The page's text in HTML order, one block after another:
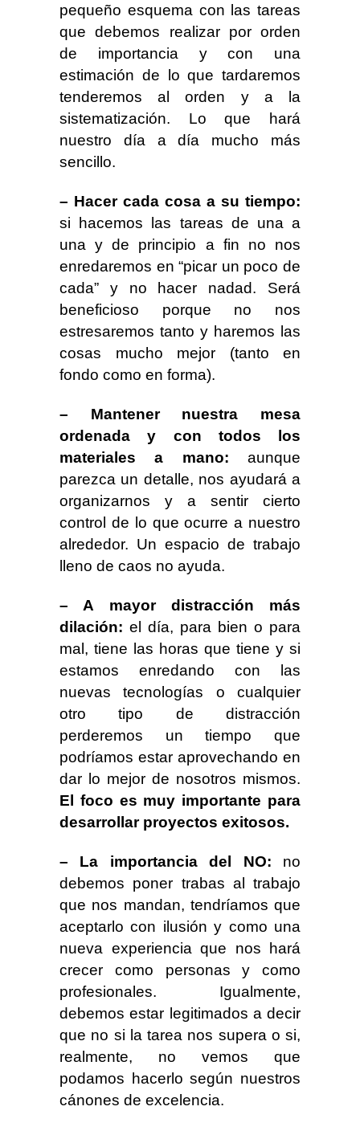
pequeño esquema con las tareas
que debemos realizar por orden
de importancia y con una
estimación de lo que tardaremos
tenderemos al orden y a la
sistematización. Lo que hará
nuestro día a día mucho más
sencillo.
– Hacer cada cosa a su tiempo:
si hacemos las tareas de una a
una y de principio a fin no nos
enredaremos en “picar un poco de
cada” y no hacer nadad. Será
beneficioso porque no nos
estresaremos tanto y haremos las
cosas mucho mejor (tanto en
fondo como en forma).
– Mantener nuestra mesa
ordenada y con todos los
materiales a mano: aunque
parezca un detalle, nos ayudará a
organizarnos y a sentir cierto
control de lo que ocurre a nuestro
alrededor. Un espacio de trabajo
lleno de caos no ayuda.
– A mayor distracción más
dilación: el día, para bien o para
mal, tiene las horas que tiene y si
estamos enredando con las
nuevas tecnologías o cualquier
otro tipo de distracción
perderemos un tiempo que
podríamos estar aprovechando en
dar lo mejor de nosotros mismos.
El foco es muy importante para
desarrollar proyectos exitosos.
– La importancia del NO: no
debemos poner trabas al trabajo
que nos mandan, tendríamos que
aceptarlo con ilusión y como una
nueva experiencia que nos hará
crecer como personas y como
profesionales. Igualmente,
debemos estar legitimados a decir
que no si la tarea nos supera o si,
realmente, no vemos que
podamos hacerlo según nuestros
cánones de excelencia.